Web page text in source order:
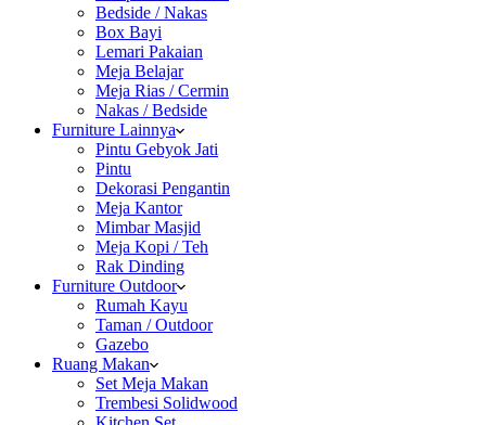
Bedside / Nakas
Box Bayi
Lemari Pakaian
Meja Belajar
Meja Rias / Cermin
Nakas / Bedside
Furniture Lainnya
Pintu Gebyok Jati
Pintu
Dekorasi Pengantin
Meja Kantor
Mimbar Masjid
Meja Kopi / Teh
Rak Dinding
Furniture Outdoor
Rumah Kayu
Taman / Outdoor
Gazebo
Ruang Makan
Set Meja Makan
Trembesi Solidwood